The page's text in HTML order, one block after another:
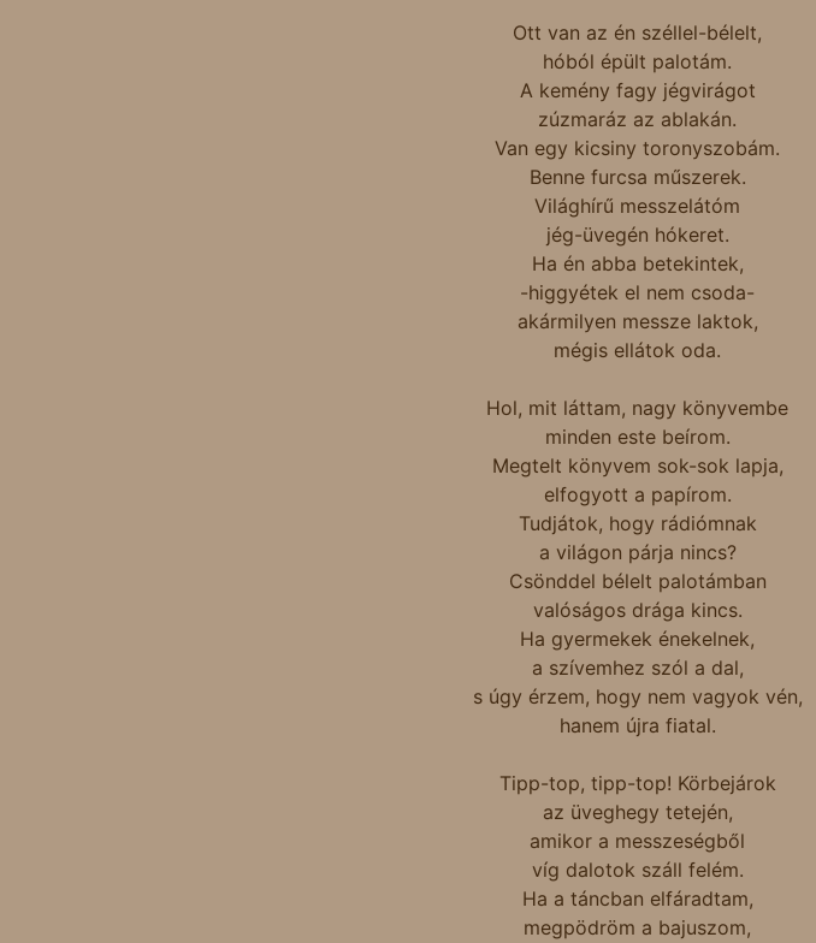
Ott van az én széllel-bélelt,
hóból épült palotám.
A kemény fagy jégvirágot
zúzmaráz az ablakán.
Van egy kicsiny toronyszobám.
Benne furcsa műszerek.
Világhírű messzelátóm
jég-üvegén hókeret.
Ha én abba betekintek,
-higgyétek el nem csoda-
akármilyen messze laktok,
mégis ellátok oda.
Hol, mit láttam, nagy könyvembe
minden este beírom.
Megtelt könyvem sok-sok lapja,
elfogyott a papírom.
Tudjátok, hogy rádiómnak
a világon párja nincs?
Csönddel bélelt palotámban
valóságos drága kincs.
Ha gyermekek énekelnek,
a szívemhez szól a dal,
s úgy érzem, hogy nem vagyok vén,
hanem újra fiatal.
Tipp-top, tipp-top! Körbejárok
az üveghegy tetején,
amikor a messzeségből
víg dalotok száll felém.
Ha a táncban elfáradtam,
megpödröm a bajuszom,